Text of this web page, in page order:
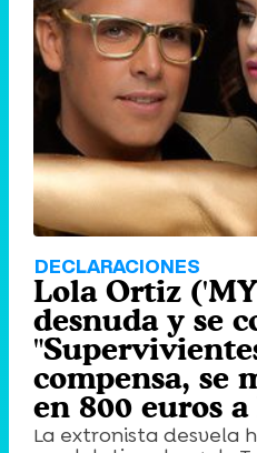
DECLARACIONES
Lola Ortiz
desnuda y se
compensa, se
en 800 euros
La extronista desvela